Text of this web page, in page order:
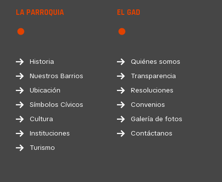
LA PARROQUIA
Historia
Nuestros Barrios
Ubicación
Símbolos Cívicos
Cultura
Instituciones
Turismo
EL GAD
Quiénes somos
Transparencia
Resoluciones
Convenios
Galería de fotos
Contáctanos